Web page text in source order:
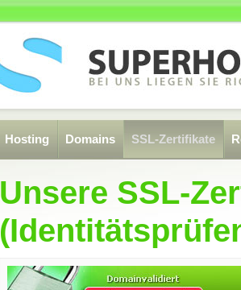
Hosting Domains SSL-Zertifikate
Unsere SSL-